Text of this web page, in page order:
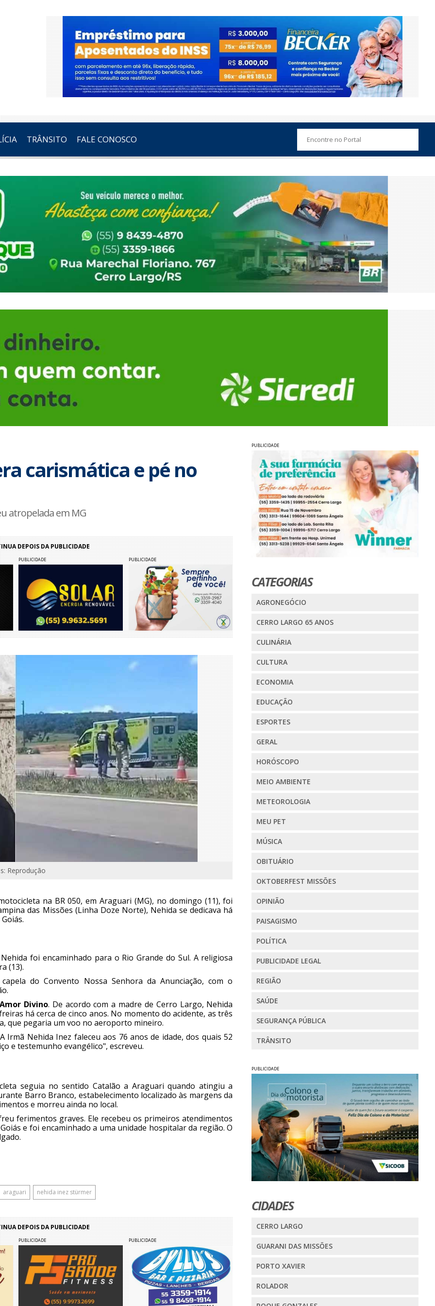
TRÂNSITO FALE CONOSCO
carismática e pé no
atropelada em MG
DEPOIS DA PUBLICIDADE
PUBLICIDADE PUBLICIDADE
Reprodução
na BR 050, em Araguari (MG), no domingo (11), foi
das Missões (Linha Doze Norte), Nehida se dedicava há
foi encaminhado para o Rio Grande do Sul. A religiosa
(13).
do Convento Nossa Senhora da Anunciação, com o
Divino. De acordo com a madre de Cerro Largo, Nehida
há cerca de cinco anos. No momento do acidente, as três
que pegaria um voo no aeroporto mineiro.
Nehida Inez faleceu aos 76 anos de idade, dos quais 52
e testemunho evangélico", escreveu.
seguia no sentido Catalão a Araguari quando atingiu a
Barro Branco, estabelecimento localizado às margens da
e morreu ainda no local.
ferimentos graves. Ele recebeu os primeiros atendimentos
e foi encaminhado a uma unidade hospitalar da região. O
araguari nehida inez stürmer
DEPOIS DA PUBLICIDADE
PUBLICIDADE PUBLICIDADE
PUBLICIDADE
CATEGORIAS
AGRONEGÓCIO
CERRO LARGO 65 ANOS
CULINÁRIA
CULTURA
ECONOMIA
EDUCAÇÃO
ESPORTES
GERAL
HORÓSCOPO
MEIO AMBIENTE
METEOROLOGIA
MEU PET
MÚSICA
OBITUÁRIO
OKTOBERFEST MISSÕES
OPINIÃO
PAISAGISMO
POLÍTICA
PUBLICIDADE LEGAL
REGIÃO
SAÚDE
SEGURANÇA PÚBLICA
TRÂNSITO
PUBLICIDADE
CIDADES
CERRO LARGO
GUARANI DAS MISSÕES
PORTO XAVIER
ROLADOR